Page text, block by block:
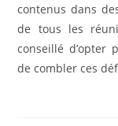
contenus dans
de tous les
conseillé d’opter
de combler ces